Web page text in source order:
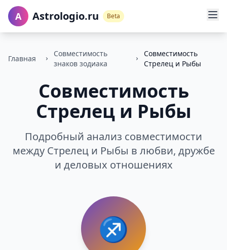
A Astrologio.ru Beta
Главная
Совместимость
знаков зодиака
Совместимость
Стрелец и Рыбы
Совместимость
Стрелец и Рыбы
Подробный анализ совместимости
между Стрелец и Рыбы в любви, дружбе
и деловых отношениях
♐